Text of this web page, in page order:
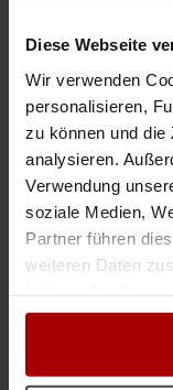
Diese Webseite
Wir verwenden
personalisieren,
zu können und die
analysieren.
Verwendung
soziale Medien,
Partner führen
weiteren Daten
gesammelt haben.
Aktuelle
Aktuelle
KATEGORIEN
Ausbau &
Rohbau, Hoch-